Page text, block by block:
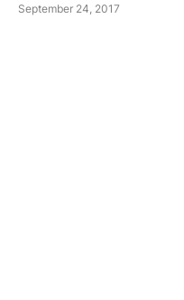
September 24, 2017